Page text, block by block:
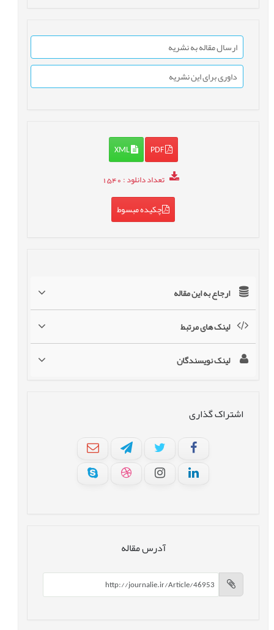
ارسال مقاله به نشریه
داوری برای این نشریه
PDF
XML
تعداد دانلود: 1540
چکیده مبسوط
ارجاع به این مقاله
لینک های مرتبط
لینک نویسندگان
اشتراک گذاری
آدرس مقاله